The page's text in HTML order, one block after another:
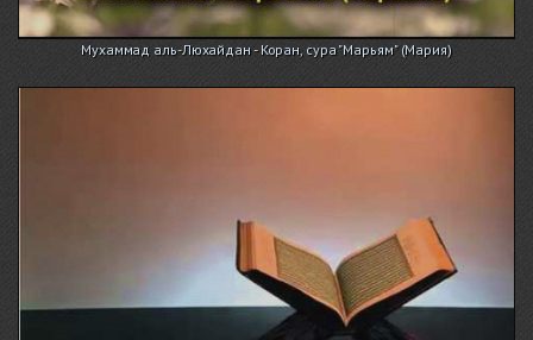
Мухаммад аль-Люхайдан - Коран, сура "Марьям" (Мария)